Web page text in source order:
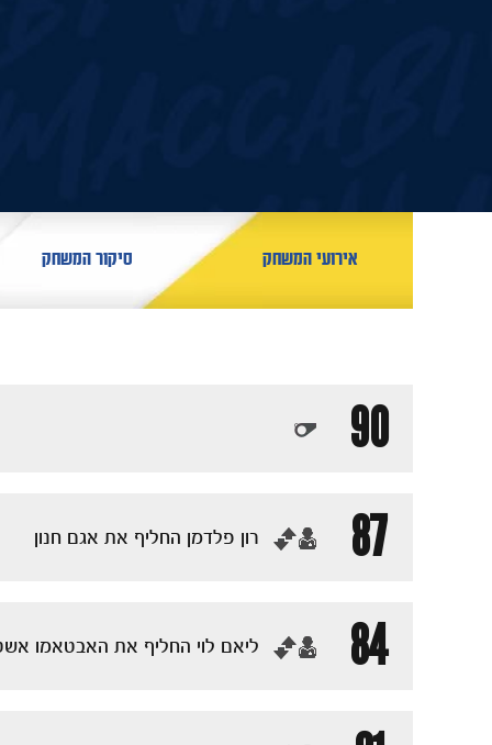
אירועי המשחק סיקור המשחק
90
87
‏רון פלדמן החליף את אגם חנון
84 ‏ליאם לוי החליף את האבטאמו